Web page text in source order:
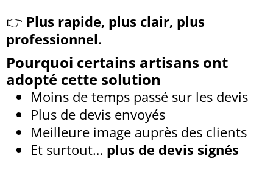
👉 Plus rapide, plus clair, plus
professionnel.
Pourquoi certains artisans ont
adopté cette solution
Moins de temps passé sur les devis
Plus de devis envoyés
Meilleure image auprès des clients
Et surtout… plus de devis signés